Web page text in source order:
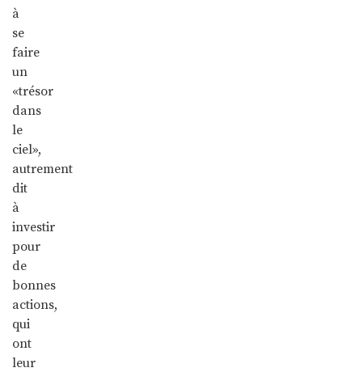
à
se
faire
un
«trésor
dans
le
ciel»,
autrement
dit
à
investir
pour
de
bonnes
actions,
qui
ont
leur